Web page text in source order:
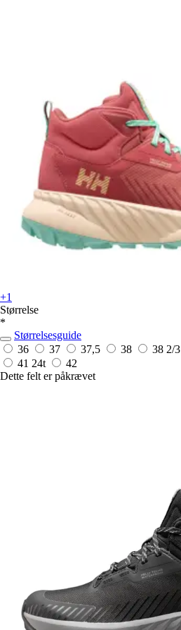
+1
Størrelse
*
Størrelsesguide
36
37 37,5 38 38 2/3
41 24t
42
Dette felt er påkrævet